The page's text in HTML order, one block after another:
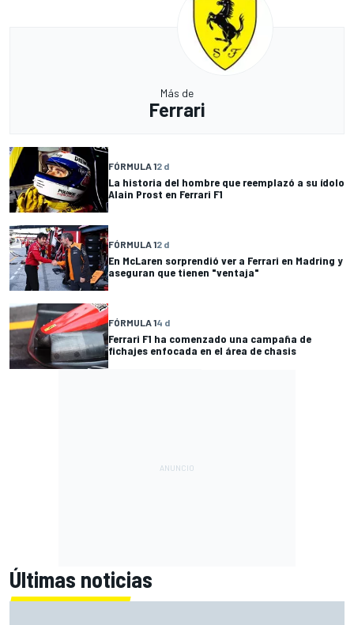
Más de
Ferrari
FÓRMULA 12 d
La historia del hombre que reemplazó a su ídolo
Alain Prost en Ferrari F1
FÓRMULA 12 d
En McLaren sorprendió ver a Ferrari en Madring y
aseguran que tienen "ventaja"
FÓRMULA 14 d
Ferrari F1 ha comenzado una campaña de
fichajes enfocada en el área de chasis
Últimas noticias